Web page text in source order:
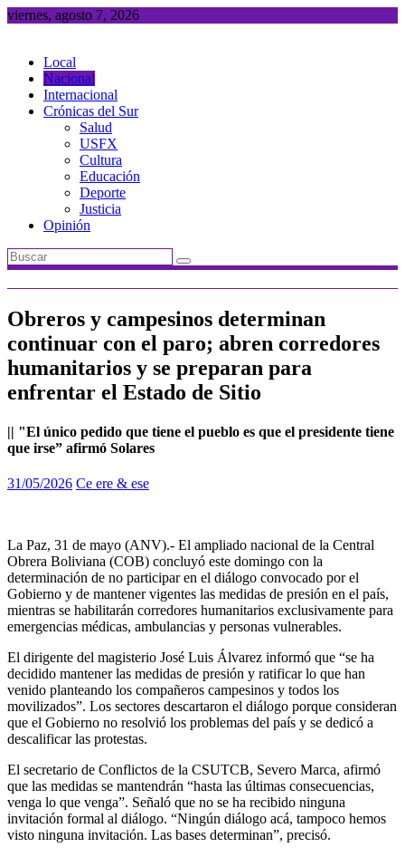
Saltar
viernes, agosto 7, 2026
Local
Nacional
Internacional
Crónicas del Sur
Salud
USFX
Cultura
Educación
Deporte
Justicia
Opinión
Obreros y campesinos determinan
continuar con el paro; abren corredores
humanitarios y se preparan para
enfrentar el Estado de Sitio
|| "El único pedido que tiene el pueblo es que el presidente tiene
que irse” afirmó Solares
31/05/2026 Ce ere & ese
La Paz, 31 de mayo (ANV).- El ampliado nacional de la Central
Obrera Boliviana (COB) concluyó este domingo con la
determinación de no participar en el diálogo convocado por el
Gobierno y de mantener vigentes las medidas de presión en el país,
mientras se habilitarán corredores humanitarios exclusivamente para
emergencias médicas, ambulancias y personas vulnerables.
El dirigente del magisterio José Luis Álvarez informó que “se ha
decidido mantener las medidas de presión y ratificar lo que han
venido planteando los compañeros campesinos y todos los
movilizados”. Los sectores descartaron el diálogo porque consideran
que el Gobierno no resolvió los problemas del país y se dedicó a
descalificar las protestas.
El secretario de Conflictos de la CSUTCB, Severo Marca, afirmó
que las medidas se mantendrán “hasta las últimas consecuencias,
venga lo que venga”. Señaló que no se ha recibido ninguna
invitación formal al diálogo. “Ningún diálogo acá, tampoco hemos
visto ninguna invitación. Las bases determinan”, precisó.